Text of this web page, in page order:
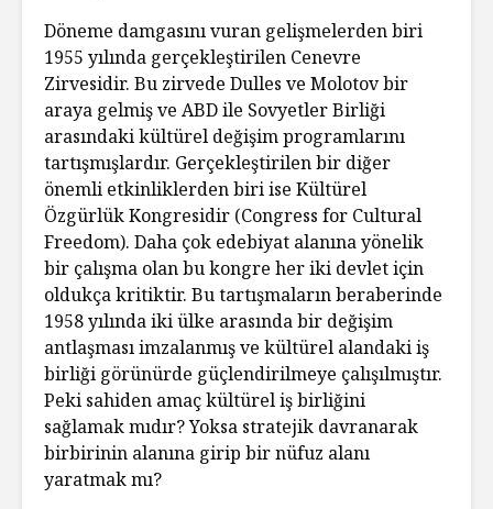
Döneme damgasını vuran gelişmelerden biri
1955 yılında gerçekleştirilen Cenevre
Zirvesidir. Bu zirvede Dulles ve Molotov bir
araya gelmiş ve ABD ile Sovyetler Birliği
arasındaki kültürel değişim programlarını
tartışmışlardır. Gerçekleştirilen bir diğer
önemli etkinliklerden biri ise Kültürel
Özgürlük Kongresidir (Congress for Cultural
Freedom). Daha çok edebiyat alanına yönelik
bir çalışma olan bu kongre her iki devlet için
oldukça kritiktir. Bu tartışmaların beraberinde
1958 yılında iki ülke arasında bir değişim
antlaşması imzalanmış ve kültürel alandaki iş
birliği görünürde güçlendirilmeye çalışılmıştır.
Peki sahiden amaç kültürel iş birliğini
sağlamak mıdır? Yoksa stratejik davranarak
birbirinin alanına girip bir nüfuz alanı
yaratmak mı?